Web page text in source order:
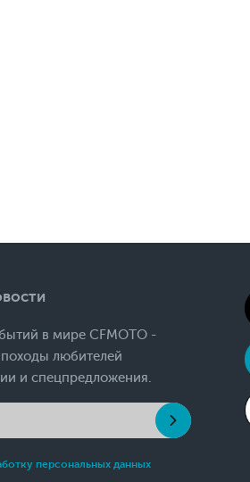
в мире CFMOTO -
любителей
и спецпредложения.
персональных данных